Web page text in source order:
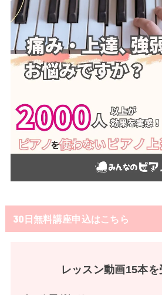
30日無料講座申込はこちら
レッスン動画15本を